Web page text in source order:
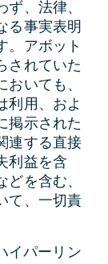
、法律、
る事実表明
。アボット
されていた
いても、
利用、およ
掲示された
連する直接
利益を含
を含む、
て、一切責
イパーリン